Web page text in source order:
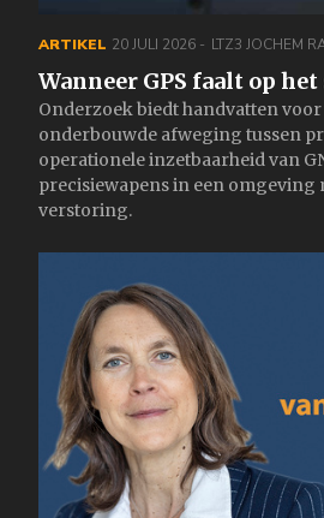
ARTIKEL 20 JULI 2026 LTZ3 JOCHEM
Wanneer GPS faalt op
Onderzoek biedt handvatten
onderbouwde afweging tussen
operationele inzetbaarheid van
precisiewapens in een omgeving
verstoring.